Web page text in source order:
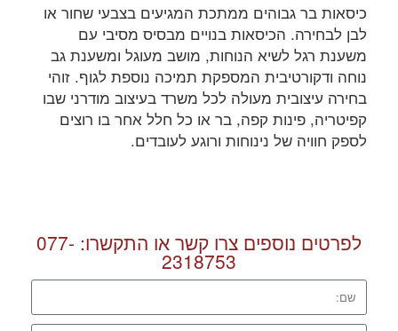
כיסאות בר גבוהים ממתכת המגיעים בצבעי שחור או
לבן לבחירה. הכיסאות בנויים מבסיס מסיבי עם
משענת רגל לשיא הנוחות, מושב מעוגל ומשענת גב
נוחה ודקורטיבית המספקת תמיכה נוספת לגוף. זוהי
בחירה עיצובית מעולה לכל משרד בעיצוב מודרני שבו
קפיטריה, פינות קפה, בר או כל חלל אחר בו רוצים
לספק חוויה של נינוחות ורוגע לעובדים.
לפרטים נוספים צרו קשר או התקשרו: 077-
2318753